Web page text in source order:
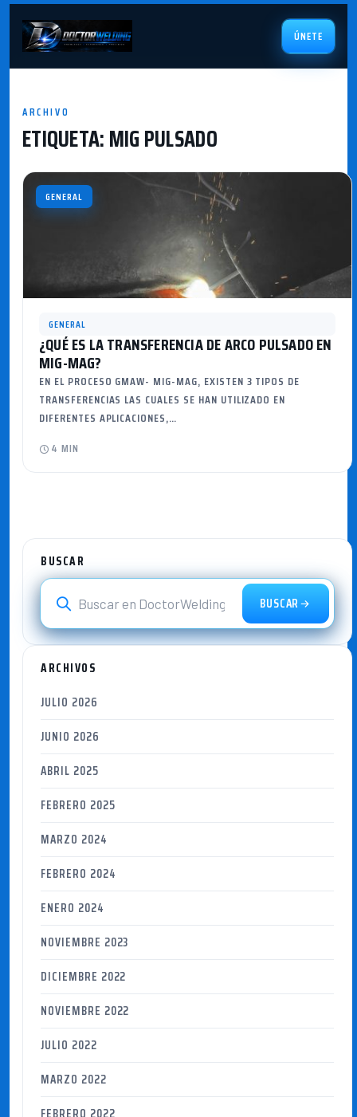
ÚNETE
ARCHIVO
ETIQUETA:MIG PULSADO
GENERAL
GENERAL
¿QUÉ ES LA TRANSFERENCIA DE ARCO PULSADO EN
MIG-MAG?
EN EL PROCESO GMAW- MIG-MAG, EXISTEN 3 TIPOS DE
TRANSFERENCIAS LAS CUALES SE HAN UTILIZADO EN
DIFERENTES APLICACIONES,…
4 MIN
BUSCAR
BUSCAR
ARCHIVOS
JULIO 2026
JUNIO 2026
ABRIL 2025
FEBRERO 2025
MARZO 2024
FEBRERO 2024
ENERO 2024
NOVIEMBRE 2023
DICIEMBRE 2022
NOVIEMBRE 2022
JULIO 2022
MARZO 2022